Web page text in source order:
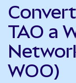
TAO a
WOO)